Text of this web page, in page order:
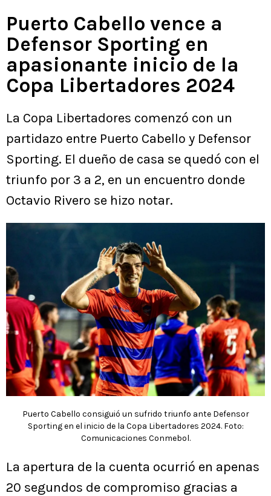
Puerto Cabello vence a
Defensor Sporting en
apasionante inicio de la
Copa Libertadores 2024
La Copa Libertadores comenzó con un
partidazo entre Puerto Cabello y Defensor
Sporting. El dueño de casa se quedó con el
triunfo por 3 a 2, en un encuentro donde
Octavio Rivero se hizo notar.
Puerto Cabello consiguió un sufrido triunfo ante Defensor
Sporting en el inicio de la Copa Libertadores 2024. Foto:
Comunicaciones Conmebol.
La apertura de la cuenta ocurrió en apenas
20 segundos de compromiso gracias a